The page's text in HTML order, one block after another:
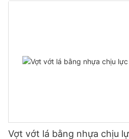
Vợt vớt lá bằng nhựa chịu